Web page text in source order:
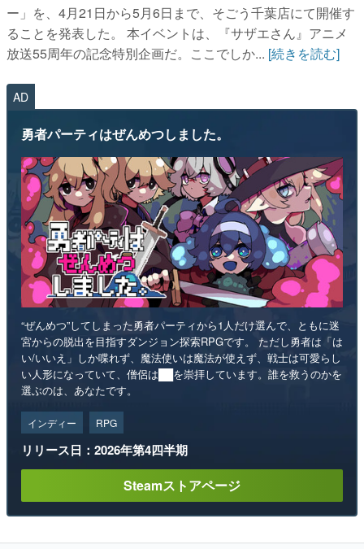
ー」を、4月21日から5月6日まで、そごう千葉店にて開催す
ることを発表した。 本イベントは、『サザエさん』アニメ
放送55周年の記念特別企画だ。ここでしか... [続きを読む]
AD
勇者パーティはぜんめつしました。
“ぜんめつ”してしまった勇者パーティから1人だけ選んで、ともに迷
宮からの脱出を目指すダンジョン探索RPGです。 ただし勇者は「は
い/いいえ」しか喋れず、魔法使いは魔法が使えず、戦士は可愛らし
い人形になっていて、僧侶は██を崇拝しています。誰を救うのかを
選ぶのは、あなたです。
インディー RPG
リリース日：2026年第4四半期
Steamストアページ